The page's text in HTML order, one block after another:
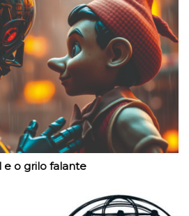
e o grilo falante